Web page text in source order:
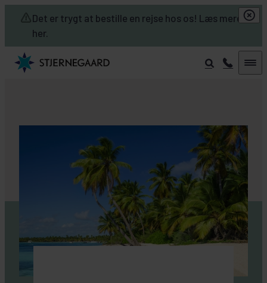
Det er trygt at bestille en rejse hos os! Læs mere
her.
Skip to main content